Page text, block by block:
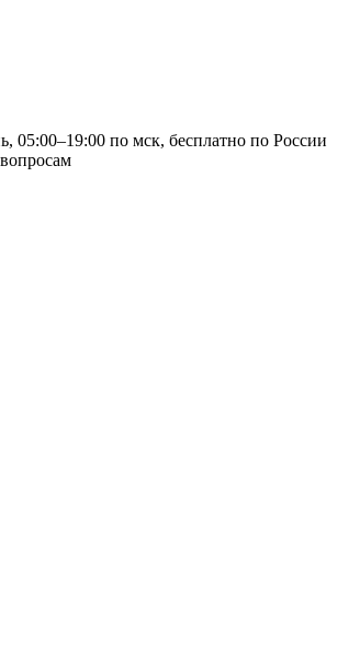
05:00–19:00 по мск, бесплатно по России